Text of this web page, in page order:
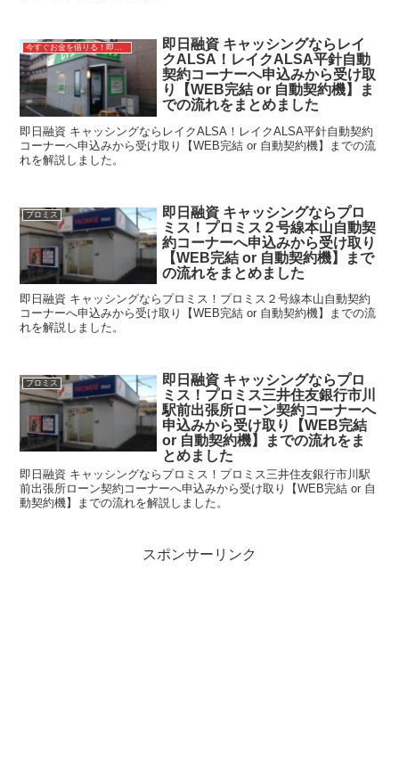
即日融資 キャッシングならレイ
クALSA！レイクALSA平針自動
契約コーナーへ申込みから受け取
り【WEB完結 or 自動契約機】ま
での流れをまとめました
即日融資 キャッシングならレイクALSA！レイクALSA平針自動契約
コーナーへ申込みから受け取り【WEB完結 or 自動契約機】までの流
れを解説しました。
プロミス
即日融資 キャッシングならプロ
ミス！プロミス２号線本山自動契
約コーナーへ申込みから受け取り
【WEB完結 or 自動契約機】まで
の流れをまとめました
即日融資 キャッシングならプロミス！プロミス２号線本山自動契約
コーナーへ申込みから受け取り【WEB完結 or 自動契約機】までの流
れを解説しました。
プロミス
即日融資 キャッシングならプロ
ミス！プロミス三井住友銀行市川
駅前出張所ローン契約コーナーへ
申込みから受け取り【WEB完結
or 自動契約機】までの流れをま
とめました
即日融資 キャッシングならプロミス！プロミス三井住友銀行市川駅
前出張所ローン契約コーナーへ申込みから受け取り【WEB完結 or 自
動契約機】までの流れを解説しました。
スポンサーリンク